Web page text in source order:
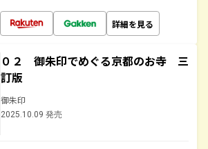
詳細を見る
０２ 御朱印でめぐる京都のお寺 三
訂版
御朱印
2025.10.09 発売